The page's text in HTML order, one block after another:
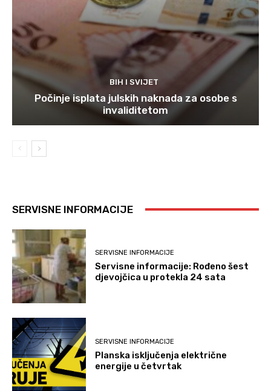
BIH I SVIJET
Počinje isplata julskih naknada za osobe s
invaliditetom
SERVISNE INFORMACIJE
SERVISNE INFORMACIJE
Servisne informacije: Rođeno šest
djevojčica u protekla 24 sata
SERVISNE INFORMACIJE
Planska isključenja električne
energije u četvrtak